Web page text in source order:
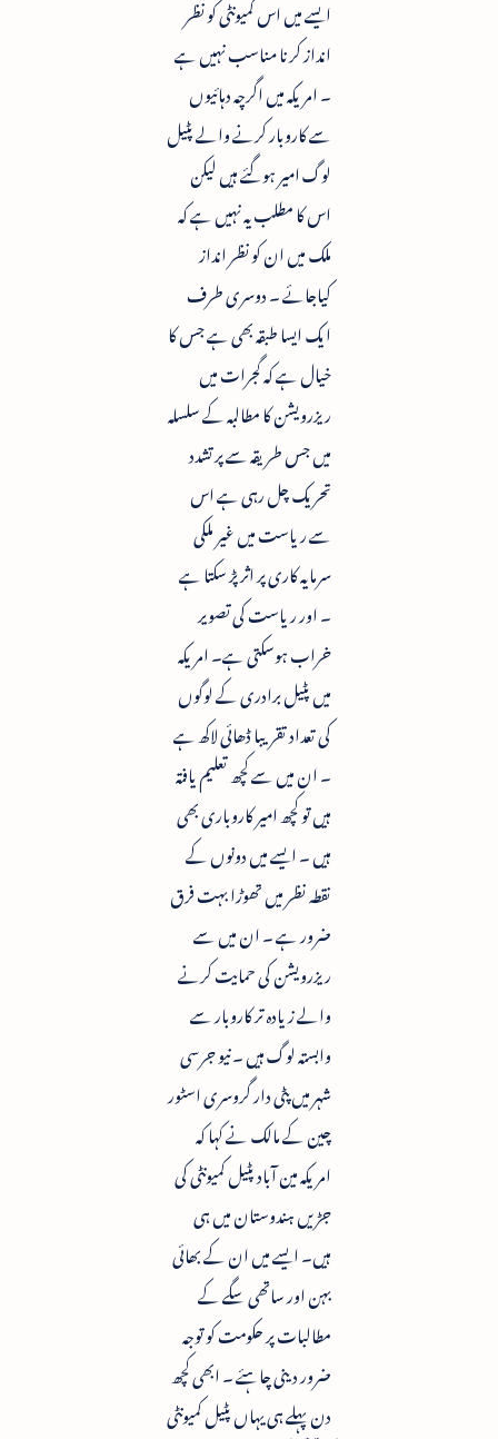
ایسے میں اس کمیونٹی کو نظر
انداز کرنا مناسب نہیں ہے
۔ امریکہ میں اگرچہ دہائیوں
سے کاروبار کرنے والے پٹیل
لوگ امیر ہوگئے ہیں لیکن
اس کا مطلب یہ نہیں ہے کہ
ملک میں ان کو نظر انداز
کیاجائے ۔ دوسری طرف
ایک ایسا طبقہ بھی ہے جس کا
خیال ہے کہ گجرات میں
ریزرویشن کا مطالبہ کے سلسلہ
میں جس طریقہ سے پر تشدد
تحریک چل رہی ہے اس
سے ریاست میں غیر ملکی
سرمایہ کاری پر اثر پڑ سکتا ہے
۔ اور ریاست کی تصویر
خراب ہوسکتی ہے۔ امریکہ
میں پٹیل برادری کے لوگوں
کی تعداد تقریبا ڈھائی لاکھ ہے
۔ ان میں سے کچھ تعلیم یافتہ
ہیں تو کچھ امیر کاروباری بھی
ہیں ۔ ایسے میں دونوں کے
نقطہ نظر میں تھوڑا بہت فرق
ضرور ہے ۔ ان میں سے
ریزرویشن کی حمایت کرنے
والے زیادہ تر کاروبار سے
وابستہ لوگ ہیں ۔ نیو جرسی
شہر میں پٹی دار گروسری اسٹور
چین کے مالک نے کہا کہ
امریکہ مین آباد پٹیل کمیونٹی کی
جڑیں ہندوستان میں ہی
ہیں۔ ایسے میں ان کے بھائی
بہن اور ساتھی سگے کے
مطالبات پر حکومت کو توجہ
ضرور دینی چاہئے ۔ ابھی کچھ
دن پہلے ہی یہاں پٹیل کمیونٹی